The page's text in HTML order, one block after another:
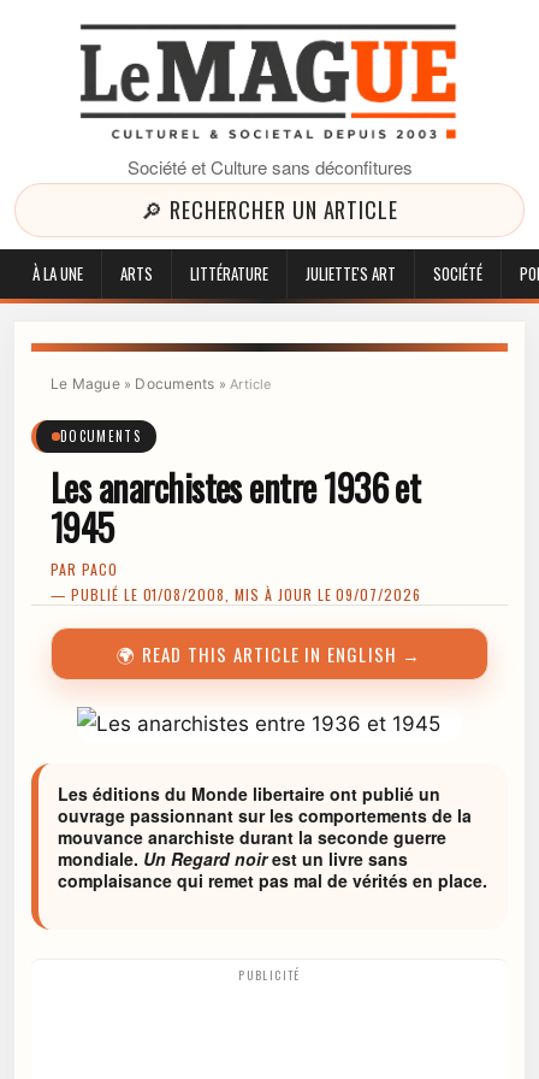
Société et Culture sans déconfitures
🔎 RECHERCHER UN ARTICLE
À LA UNE ARTS LITTÉRATURE JULIETTE'S ART SOCIÉTÉ
Le Mague» Documents »Article
DOCUMENTS
Les anarchistes entre 1936 et
1945
PAR PACO
— PUBLIÉ LE 01/08/2008, MIS À JOUR LE 09/07/2026
🌍 READ THIS ARTICLE IN ENGLISH →
Les éditions du Monde libertaire ont publié un
ouvrage passionnant sur les comportements de la
mouvance anarchiste durant la seconde guerre
mondiale. Un Regard noirest un livre sans
complaisance qui remet pas mal de vérités en place.
PUBLICITÉ